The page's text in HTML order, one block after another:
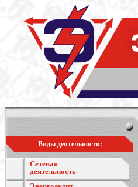
Виды деятельности:
Сетевая
деятельность